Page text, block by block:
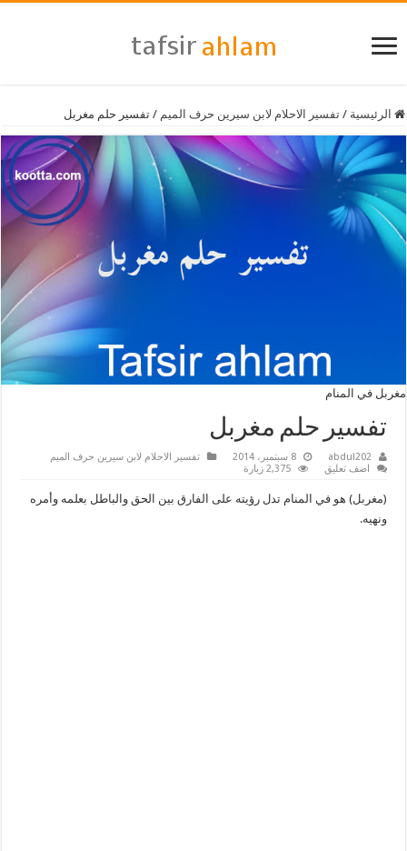
الرئيسية / تفسير الاحلام لابن سيرين حرف الميم / تفسير حلم مغربل
مغربل في المنام
تفسير حلم مغربل
abdul202 8 سبتمبر، 2014
تفسير الاحلام لابن سيرين حرف الميم
اضف تعليق
2,375 زيارة
(مغربل) هو في المنام تدل رؤيته على الفارق بين الحق والباطل بعلمه وأمره
ونهيه.